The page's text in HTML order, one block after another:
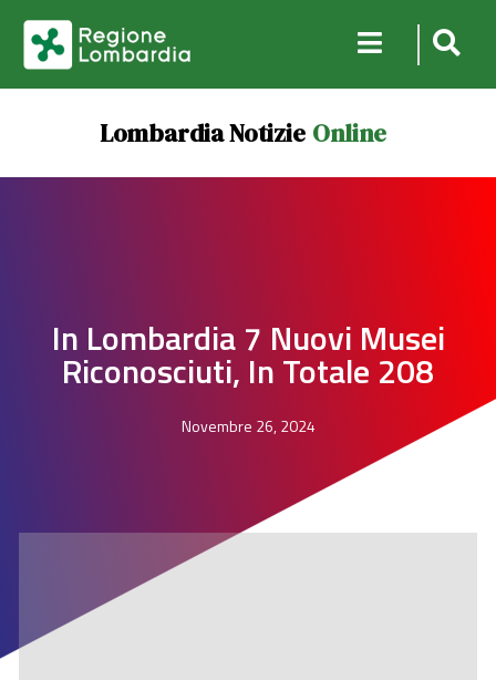
Lombardia Notizie Online
In Lombardia 7 Nuovi Musei
Riconosciuti, In Totale 208
Novembre 26, 2024